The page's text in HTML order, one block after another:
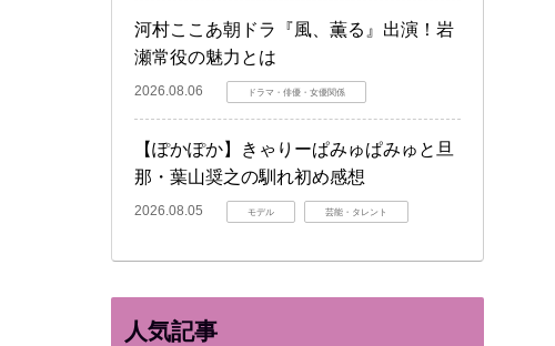
河村ここあ朝ドラ『風、薫る』出演！岩
瀬常役の魅力とは
2026.08.06 ドラマ・俳優・女優関係
【ぽかぽか】きゃりーぱみゅぱみゅと旦
那・葉山奨之の馴れ初め感想
2026.08.05 モデル 芸能・タレント
人気記事